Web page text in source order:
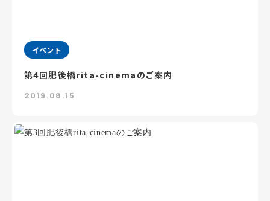
イベント
第4回肥後橋rita-cinemaのご案内
2019.08.15